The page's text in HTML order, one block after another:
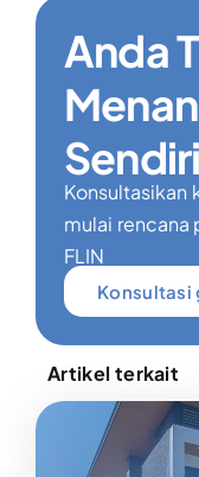
Anda
Konsultasikan
mulai rencana
FLIN
Konsultasi
Artikel terkait